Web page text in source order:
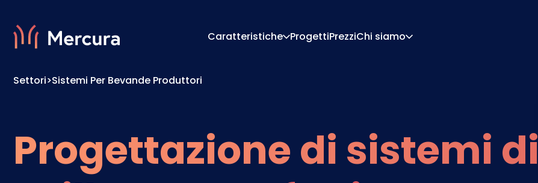
Caratteristiche ProgettiPrezziChi siamo
Contattaci Partner
Settori>Sistemi Per Bevande Produttori
Progettazione di sistemi di